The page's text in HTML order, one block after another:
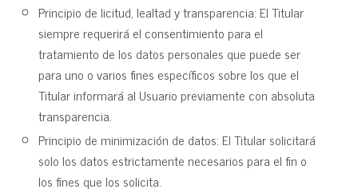
Principio de licitud, lealtad y transparencia: El Titular
siempre requerirá el consentimiento para el
tratamiento de los datos personales que puede ser
para uno o varios fines específicos sobre los que el
Titular informará al Usuario previamente con absoluta
transparencia.
Principio de minimización de datos: El Titular solicitará
solo los datos estrictamente necesarios para el fin o
los fines que los solicita.